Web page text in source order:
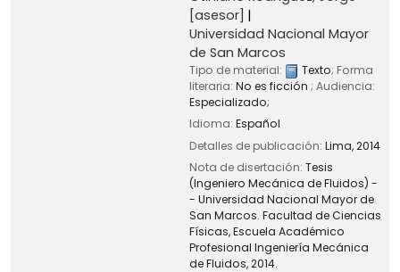
[asesor]
Universidad Nacional Mayor
de San Marcos
Tipo de material: Texto; Forma
literaria: No es ficción ; Audiencia:
Especializado;
Idioma: Español
Detalles de publicación: Lima,2014
Nota de disertación: Tesis
(Ingeniero Mecánica de Fluidos) -
- Universidad Nacional Mayor de
San Marcos. Facultad de Ciencias
Físicas, Escuela Académico
Profesional Ingeniería Mecánica
de Fluidos, 2014.